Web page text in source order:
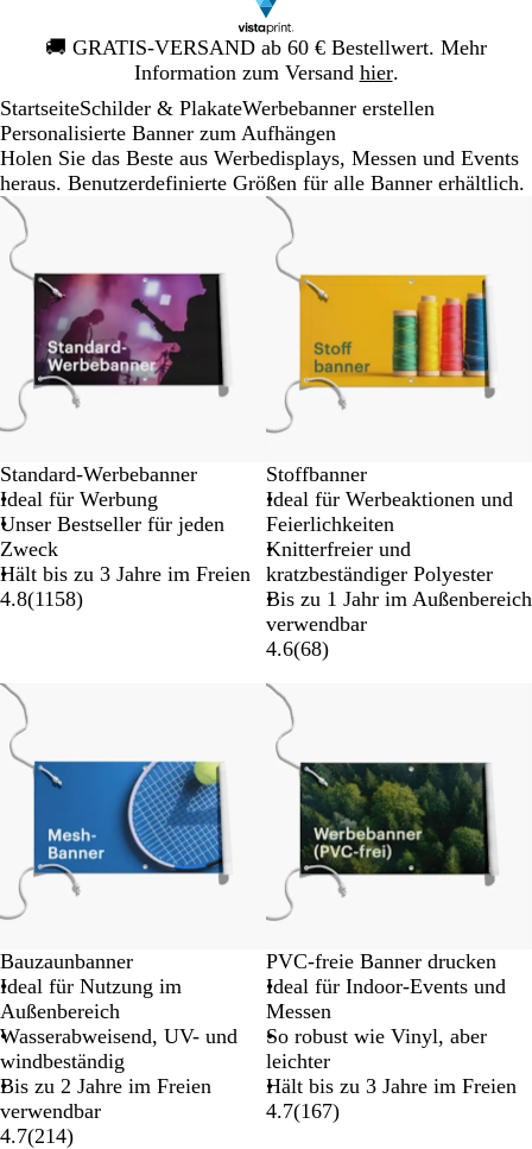
🚚 GRATIS-VERSAND ab 60 € Bestellwert. Mehr
Information zum Versand hier.
Galeriebild
1
StartseiteSchilder & PlakateWerbebanner erstellen
Personalisierte Banner zum Aufhängen
Holen Sie das Beste aus Werbedisplays, Messen und Events
heraus. Benutzerdefinierte Größen für alle Banner erhältlich.
Neue Optionen
Standard-Werbebanner
Ideal für Werbung
Unser Bestseller für jeden
Zweck
Hält bis zu 3 Jahre im Freien
4.8(1158)
Neue Optionen
Stoffbanner
Ideal für Werbeaktionen und
Feierlichkeiten
Knitterfreier und
kratzbeständiger Polyester
Bis zu 1 Jahr im Außenbereich
verwendbar
4.6(68)
Neue Optionen
Bauzaunbanner
Ideal für Nutzung im
Außenbereich
Wasserabweisend, UV- und
windbeständig
Bis zu 2 Jahre im Freien
verwendbar
4.7(214)
Neue Optionen
PVC-freie Banner drucken
Ideal für Indoor-Events und
Messen
So robust wie Vinyl, aber
leichter
Hält bis zu 3 Jahre im Freien
4.7(167)